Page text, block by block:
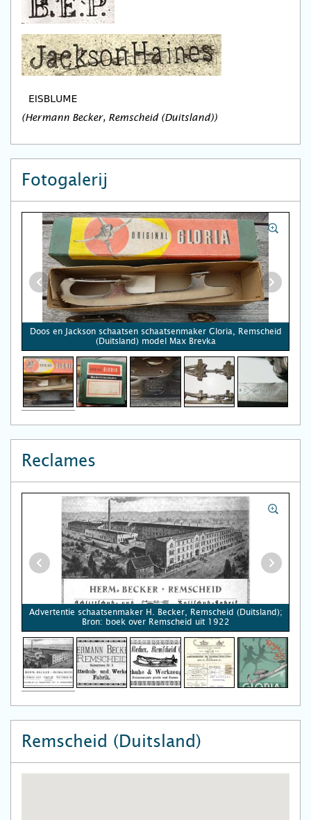
(Hermann Becker, Remscheid (Duitsland))
Fotogalerij
Doos en Jackson schaatsen schaatsenmaker Gloria, Remscheid
(Duitsland) model Max Brevka
Reclames
Advertentie schaatsenmaker H. Becker, Remscheid (Duitsland);
Bron: boek over Remscheid uit 1922
Remscheid (Duitsland)